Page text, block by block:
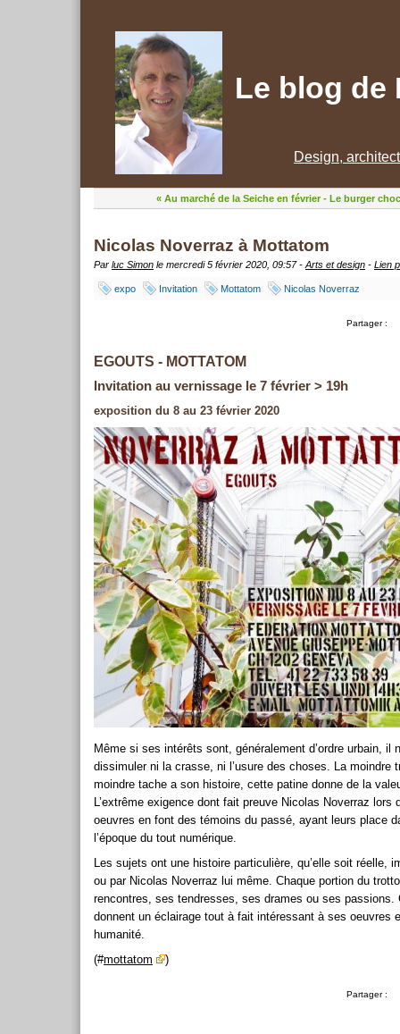
Le blog de
Design,
« Au marché de la Seiche en février - Le burger
Nicolas Noverraz à Mottatom
Par luc Simon le mercredi 5 février 2020, 09:57 - Arts et design - Lien
expo Invitation Mottatom Nicolas Noverraz
Partager :
EGOUTS - MOTTATOM
Invitation au vernissage le 7 février > 19h
exposition du 8 au 23 février 2020
Même si ses intérêts sont, généralement d’ordre urbain, il
dissimuler ni la crasse, ni l’usure des choses. La moindre
moindre tache a son histoire, cette patine donne de la
L’extrême exigence dont fait preuve Nicolas Noverraz lors
oeuvres en font des témoins du passé, ayant leurs place
l’époque du tout numérique.
Les sujets ont une histoire particulière, qu’elle soit réelle,
ou par Nicolas Noverraz lui même. Chaque portion du
rencontres, ses tendresses, ses drames ou ses passions.
donnent un éclairage tout à fait intéressant à ses oeuvres
humanité.
(#mottatom )
Partager :